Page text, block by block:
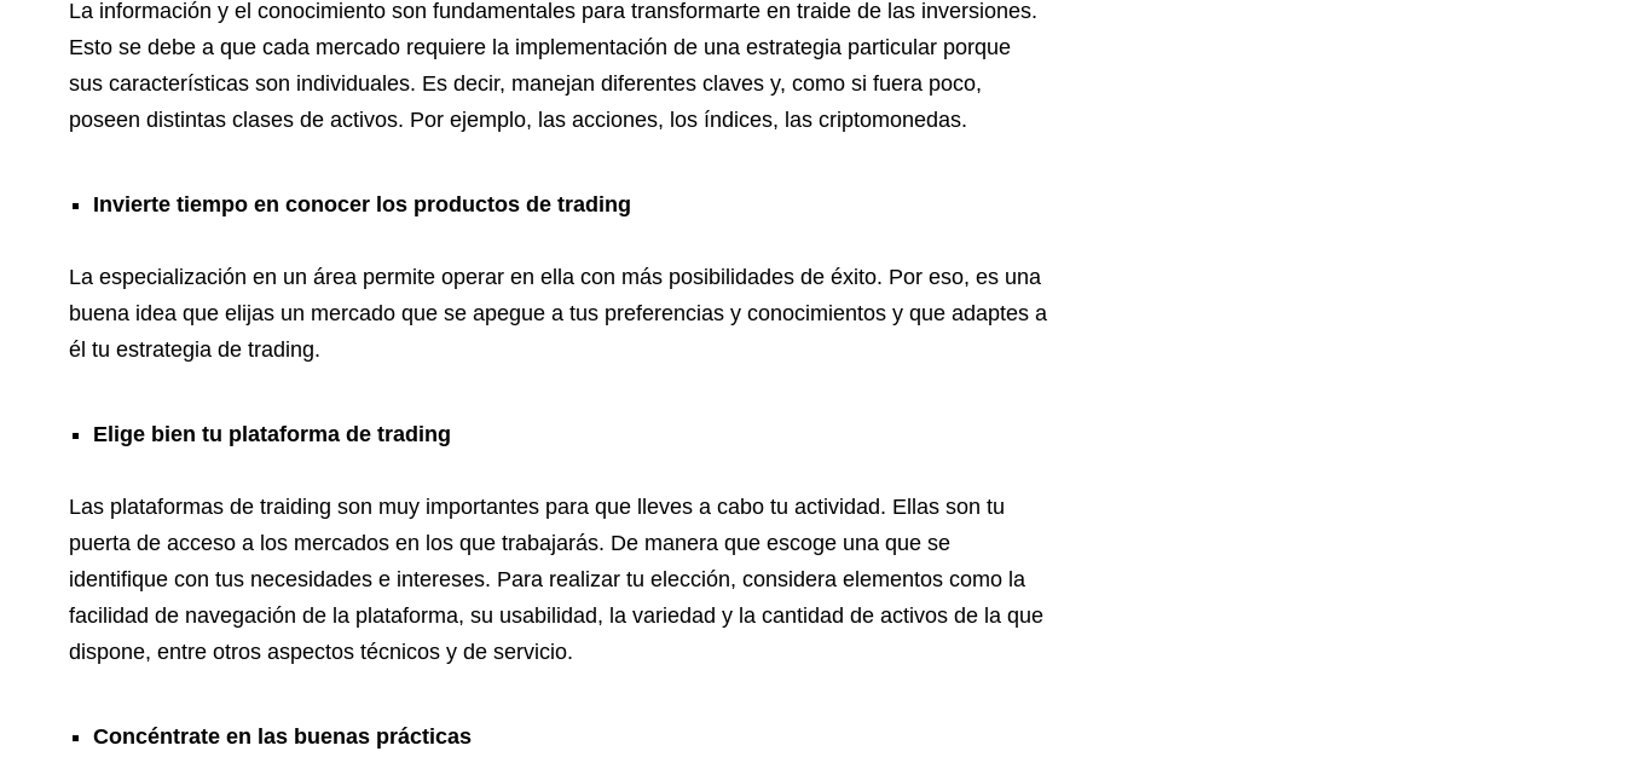
La información y el conocimiento son fundamentales para transformarte en traide de las inversiones.
Esto se debe a que cada mercado requiere la implementación de una estrategia particular porque
sus características son individuales. Es decir, manejan diferentes claves y, como si fuera poco,
poseen distintas clases de activos. Por ejemplo, las acciones, los índices, las criptomonedas.
Invierte tiempo en conocer los productos de trading
La especialización en un área permite operar en ella con más posibilidades de éxito. Por eso, es una
buena idea que elijas un mercado que se apegue a tus preferencias y conocimientos y que adaptes a
él tu estrategia de trading.
Elige bien tu plataforma de trading
Las plataformas de traiding son muy importantes para que lleves a cabo tu actividad. Ellas son tu
puerta de acceso a los mercados en los que trabajarás. De manera que escoge una que se
identifique con tus necesidades e intereses. Para realizar tu elección, considera elementos como la
facilidad de navegación de la plataforma, su usabilidad, la variedad y la cantidad de activos de la que
dispone, entre otros aspectos técnicos y de servicio.
Concéntrate en las buenas prácticas